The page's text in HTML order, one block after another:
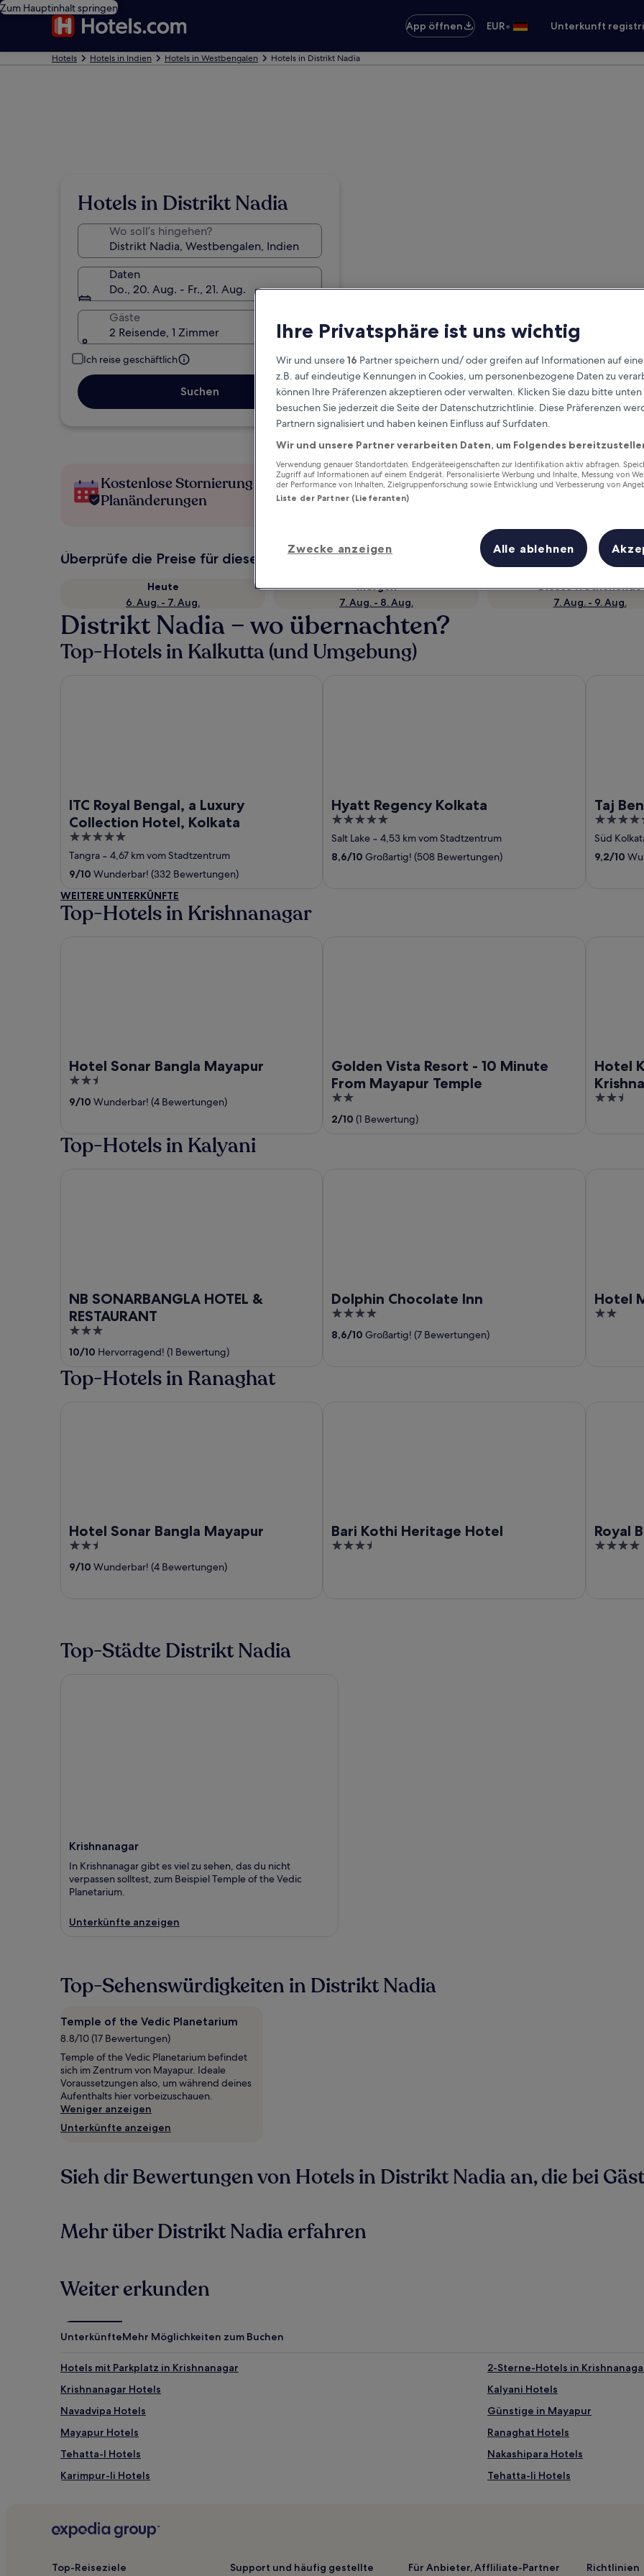
Zum Hauptinhalt springen
App öffnen
EUR• Unterkunft
Hotels Hotels in Indien Hotels in Westbengalen Hotels in Distrikt Nadia
Hotels in Distrikt Nadia
Wo soll’s hingehen?
Daten
Do., 20. Aug. - Fr., 21. Aug.
Gäste
2 Reisende, 1 Zimmer
Ich reise geschäftlich
Suchen
Kostenlose Stornierung bei
Planänderungen
Verdiene Prämien für jede
wahrgenommene Übernachtung
Überprüfe die Preise für diese Daten
Heute
6. Aug. - 7. Aug.
Morgen
7. Aug. - 8. Aug.
Dieses Wochenende
7. Aug. - 9. Aug.
Distrikt Nadia – wo übernachten?
Top-Hotels in Kalkutta (und Umgebung)
ITC Royal Bengal, a Luxury
Collection Hotel, Kolkata
5
out
of
5
Tangra ‐ 4,67 km vom Stadtzentrum
9/10 Wunderbar! (332 Bewertungen)
Hyatt Regency Kolkata
5
out
of
5
Salt Lake ‐ 4,53 km vom Stadtzentrum
8,6/10 Großartig! (508 Bewertungen)
Taj
5
out
of
5
Süd
9,2/10
WEITERE UNTERKÜNFTE
Top-Hotels in Krishnanagar
Hotel Sonar Bangla Mayapur
2.5
out
9/10 Wunderbar! (4 Bewertungen)
Golden Vista Resort - 10 Minute
From Mayapur Temple
2
out
2/10 (1 Bewertung)
Hotel
2.5
Top-Hotels in Kalyani
NB SONARBANGLA HOTEL &
RESTAURANT
3
out
5
10/10 Hervorragend! (1 Bewertung)
Dolphin Chocolate Inn
4
out
of
8,6/10 Großartig! (7 Bewertungen)
Hotel
2
Top-Hotels in Ranaghat
Hotel Sonar Bangla Mayapur
2.5
out
9/10 Wunderbar! (4 Bewertungen)
Bari Kothi Heritage Hotel
3.5
Royal
4
Top-Städte Distrikt Nadia
Krishnanagar
In Krishnanagar gibt es viel zu sehen, das du nicht
verpassen solltest, zum Beispiel Temple of the Vedic
Planetarium.
Unterkünfte anzeigen
Top-Sehenswürdigkeiten in Distrikt Nadia
Temple of the Vedic Planetarium
8.8/10 (17 Bewertungen)
Temple of the Vedic Planetarium befindet
sich im Zentrum von Mayapur. Ideale
Voraussetzungen also, um während deines
Aufenthalts hier vorbeizuschauen.
Weniger anzeigen
Unterkünfte anzeigen
Sieh dir Bewertungen von Hotels in Distrikt Nadia an, die bei
Mehr über Distrikt Nadia erfahren
Weiter erkunden
UnterkünfteMehr Möglichkeiten zum Buchen
Hotels mit Parkplatz in Krishnanagar
2-Sterne-Hotels in
Krishnanagar Hotels
Kalyani Hotels
Navadvipa Hotels
Günstige in Mayapur
Mayapur Hotels
Ranaghat Hotels
Tehatta-I Hotels
Nakashipara Hotels
Karimpur-Ii Hotels
Tehatta-Ii Hotels
Top-Reiseziele
Support und häufig gestellte
Für Anbieter, Affliliate-Partner
Richtlinien
Ihre Privatsphäre ist uns wichtig
Wir und unsere16 Partner speichern und/ oder greifen auf Informationen auf
z.B. auf eindeutige Kennungen in Cookies, um personenbezogene Daten zu
können Ihre Präferenzen akzeptieren oder verwalten. Klicken Sie dazu bitte
besuchen Sie jederzeit die Seite der Datenschutzrichtlinie. Diese Präferenzen
Partnern signalisiert und haben keinen Einfluss auf Surfdaten.
Wir und unsere Partner verarbeiten Daten, um Folgendes
Verwendung genauer Standortdaten. Endgeräteeigenschaften zur Identifikation aktiv abfragen.
Zugriff auf Informationen auf einem Endgerät. Personalisierte Werbung und Inhalte, Messung von
der Performance von Inhalten, Zielgruppenforschung sowie Entwicklung und Verbesserung von
Liste der Partner (Lieferanten)
Zwecke anzeigen Alle ablehnen